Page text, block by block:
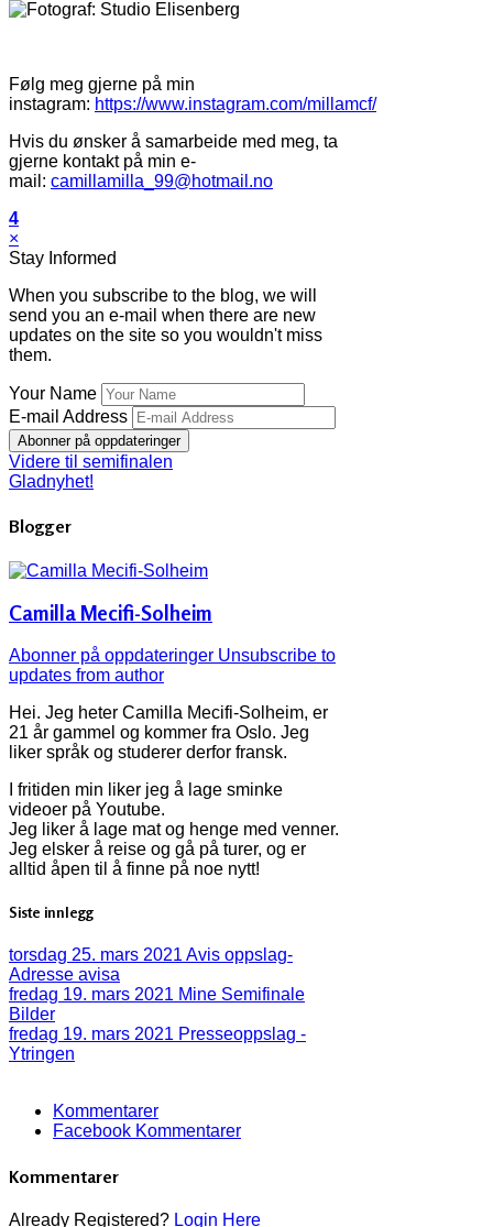
Følg meg gjerne på min
instagram: https://www.instagram.com/millamcf/
Hvis du ønsker å samarbeide med meg, ta
gjerne kontakt på min e-
mail: camillamilla_99@hotmail.no
4
×
Stay Informed
When you subscribe to the blog, we will
send you an e-mail when there are new
updates on the site so you wouldn't miss
them.
Your Name
E-mail Address
Abonner på oppdateringer
Videre til semifinalen
Gladnyhet!
Blogger
Camilla Mecifi-Solheim
Abonner på oppdateringer Unsubscribe to
updates from author
Hei. Jeg heter Camilla Mecifi-Solheim, er
21 år gammel og kommer fra Oslo. Jeg
liker språk og studerer derfor fransk.
I fritiden min liker jeg å lage sminke
videoer på Youtube.
Jeg liker å lage mat og henge med venner.
Jeg elsker å reise og gå på turer, og er
alltid åpen til å finne på noe nytt!
Siste innlegg
torsdag 25. mars 2021 Avis oppslag-
Adresse avisa
fredag 19. mars 2021 Mine Semifinale
Bilder
fredag 19. mars 2021 Presseoppslag -
Ytringen
Kommentarer
Facebook Kommentarer
Kommentarer
Already Registered? Login Here